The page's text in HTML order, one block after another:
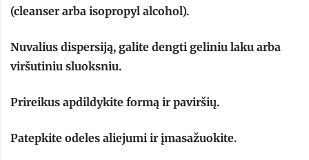
(cleanser arba isopropyl alcohol).
Nuvalius dispersiją, galite dengti geliniu laku arba
viršutiniu sluoksniu.
Prireikus apdildykite formą ir paviršių.
Patepkite odeles aliejumi ir įmasažuokite.